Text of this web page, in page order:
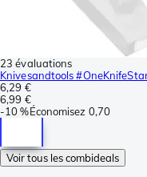
23 évaluations
Knivesandtools
6,29 €
6,99 €
-10 %Économisez 0,70
Voir tous les combideals